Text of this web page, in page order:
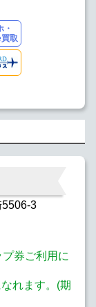
・
取
3
券ご利用に
れます。(期